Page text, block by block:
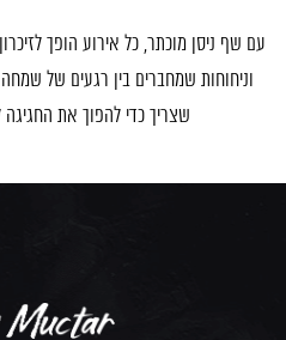
עם שף ניסן מוכתר, כל אירוע הופך
וניחוחות שמחברים בין רגעים של
שצריך כדי להפוך את החגיגה